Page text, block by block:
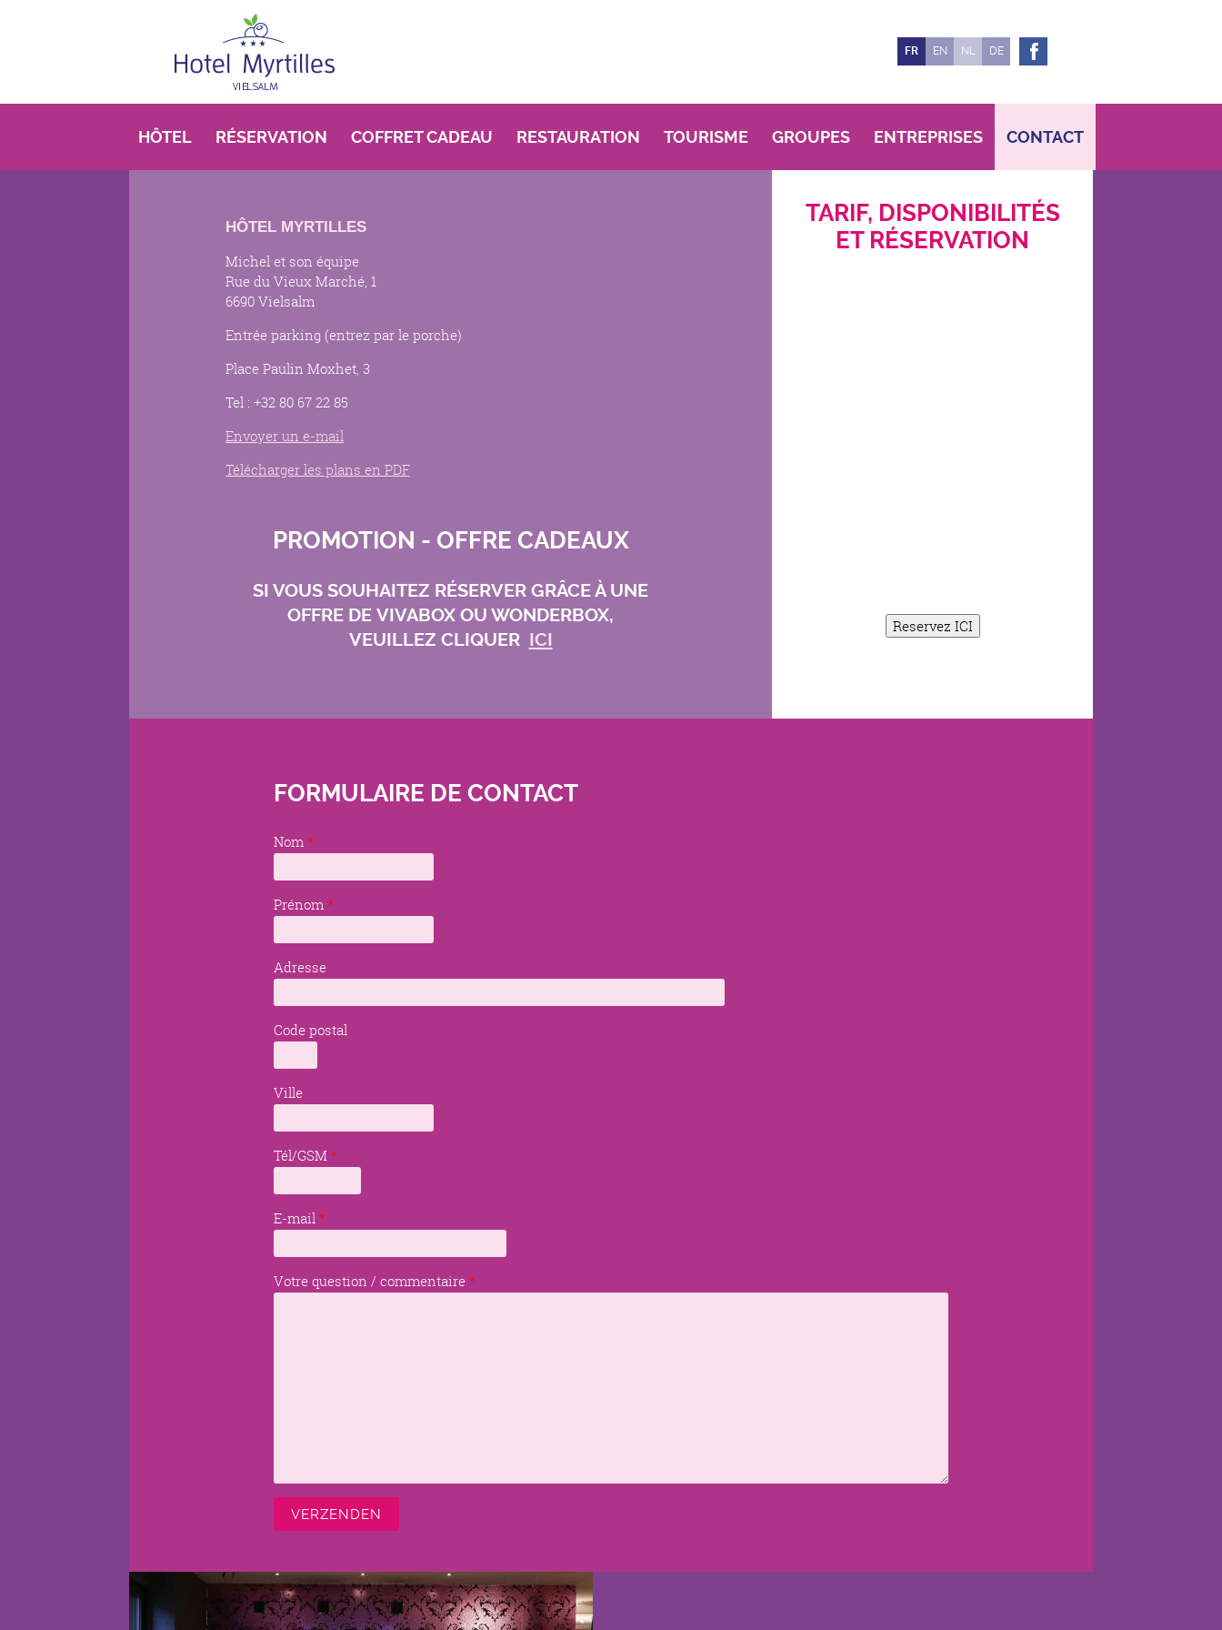
FR EN NL DE
HÔTEL RÉSERVATION COFFRET CADEAU RESTAURATION TOURISME GROUPES ENTREPRISES CONTACT
HÔTEL MYRTILLES
Michel et son équipe
Rue du Vieux Marché, 1
6690 Vielsalm
Entrée parking (entrez par le porche)
Place Paulin Moxhet, 3
Tel : +32 80 67 22 85
Envoyer un e-mail
Télécharger les plans en PDF
PROMOTION - OFFRE CADEAUX
SI VOUS SOUHAITEZ RÉSERVER GRÂCE À UNE
OFFRE DE VIVABOX OU WONDERBOX,
VEUILLEZ CLIQUER ICI
TARIF, DISPONIBILITÉS
ET RÉSERVATION
Reservez ICI
FORMULAIRE DE CONTACT
Nom *
Prénom *
Adresse
Code postal
Ville
Tél/GSM *
E-mail *
Votre question / commentaire *